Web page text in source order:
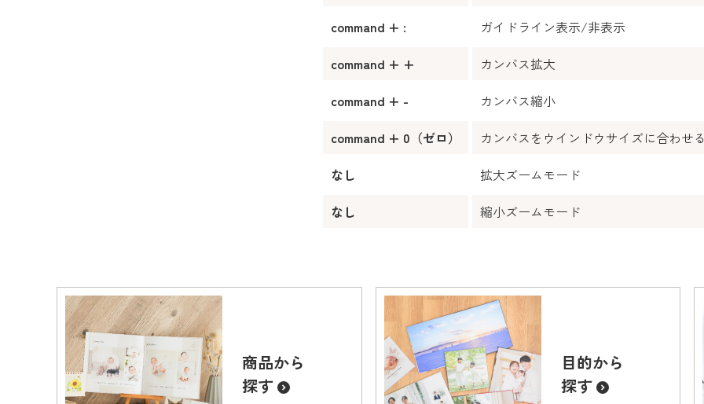
command + :
ガイドライン表示/非表示
command + +
カンバス拡大
command + -
カンバス縮小
command + 0（ゼロ）
カンバスをウインドウサイズに合わせ
なし
拡大ズームモード
なし
縮小ズームモード
商品から
探す
目的から
探す